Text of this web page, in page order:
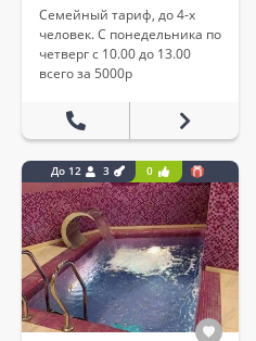
Семейный тариф, до 4-х
человек. С понедельника по
четверг с 10.00 до 13.00
всего за 5000р
До 12 3 0